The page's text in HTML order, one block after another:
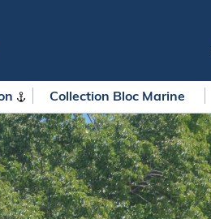
Collection Bloc Marine